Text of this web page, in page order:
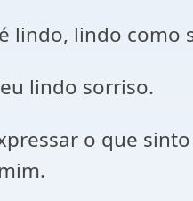
lindo, lindo como
lindo sorriso.
o que